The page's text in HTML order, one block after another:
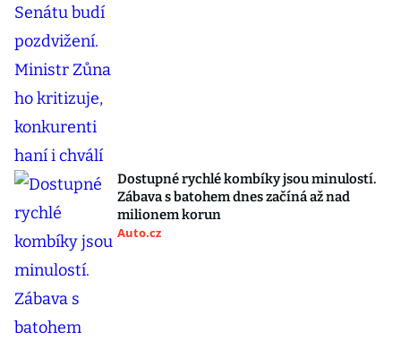
Dostupné rychlé kombíky jsou minulostí.
Zábava s batohem dnes začíná až nad
milionem korun
Auto.cz